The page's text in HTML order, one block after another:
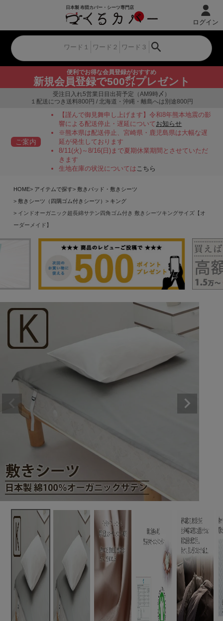
便利でお得な会員登録がおすすめ
新規会員登録で500㌽プレゼント
ログイン
受注日入れ5営業日目出荷予定（AM9時〆）
１配送につき送料800円 / 北海道・沖縄・離島へは別途800円
ご案内
【謹んで御見舞申し上げます】令和8年熊本地震の影
響による配送停止・遅延についてお知らせ
※熊本県は配送停止、宮崎県・鹿児島県は大幅な遅
延が発生しております
8/11(火)～8/16(日)まで夏期休業期間とさせていただ
きます
生地在庫の状況についてはこちら
HOME アイテムで探す
敷きパッド・敷きシーツ
敷きシーツ（四隅ゴム付きシーツ）
キング
インドオーガニック超長綿サテン四角ゴム付き 敷きシーツキングサイズ【オ
ーダーメイド】